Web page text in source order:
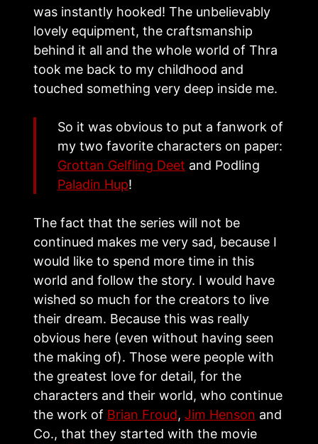
was instantly hooked! The unbelievably
lovely equipment, the craftsmanship
behind it all and the whole world of Thra
took me back to my childhood and
touched something very deep inside me.
So it was obvious to put a fanwork of
my two favorite characters on paper:
Grottan Gelfling Deet and Podling
Paladin Hup!
The fact that the series will not be
continued makes me very sad, because I
would like to spend more time in this
world and follow the story. I would have
wished so much for the creators to live
their dream. Because this was really
obvious here (even without having seen
the making of). Those were people with
the greatest love for detail, for the
characters and their world, who continue
the work of Brian Froud, Jim Henson and
Co., that they started with the movie